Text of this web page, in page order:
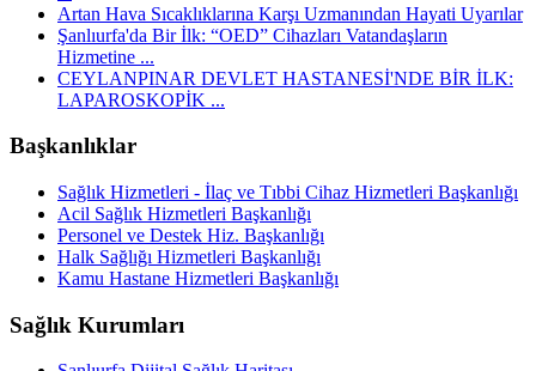
Artan Hava Sıcaklıklarına Karşı Uzmanından Hayati Uyarılar
Şanlıurfa'da Bir İlk: “OED” Cihazları Vatandaşların
Hizmetine ...
CEYLANPINAR DEVLET HASTANESİ'NDE BİR İLK:
LAPAROSKOPİK ...
Başkanlıklar
Sağlık Hizmetleri - İlaç ve Tıbbi Cihaz Hizmetleri Başkanlığı
Acil Sağlık Hizmetleri Başkanlığı
Personel ve Destek Hiz. Başkanlığı
Halk Sağlığı Hizmetleri Başkanlığı
Kamu Hastane Hizmetleri Başkanlığı
Sağlık Kurumları